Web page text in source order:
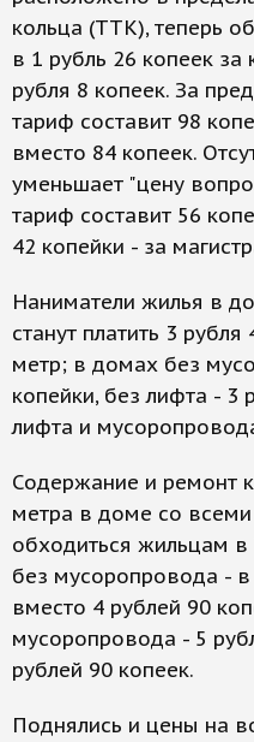
кольца (ТТК), теперь
в 1 рубль 26 копеек
рубля 8 копеек. За
тариф составит 98
вместо 84 копеек.
уменьшает "цену
тариф составит 56
42 копейки - за
Наниматели жилья в
станут платить 3
метр; в домах без
копейки, без лифта - 3
лифта и
Содержание и ремонт
метра в доме со
обходиться жильцам
без мусоропровода -
вместо 4 рублей 90
мусоропровода - 5
рублей 90 копеек.
Поднялись и цены на